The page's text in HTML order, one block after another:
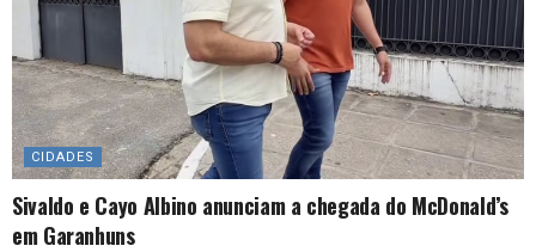
CIDADES
Sivaldo e Cayo Albino anunciam a chegada do McDonald’s
em Garanhuns